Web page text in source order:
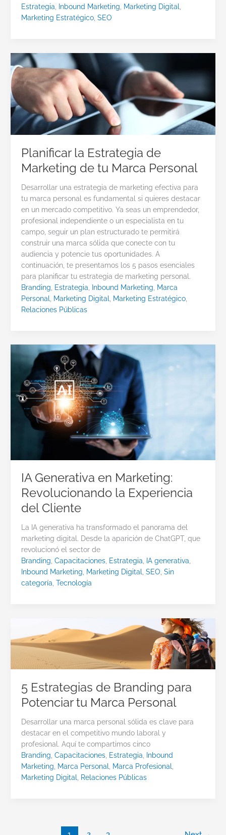
Estrategia
Inbound Marketing Marketing Digital
Marketing Estratégico, SEO
Planificar la Estrategia de
Marketing de tu Marca Personal
Desarrollar una estrategia de marketing efectiva para
tu marca personal es fundamental si quieres destacar
en un mercado competitivo. Ya seas un emprendedor,
profesional independiente o un especialista en tu
campo, seguir un plan estructurado te permitirá
construir una marca sólida que conecte con tu
audiencia y potencie tus oportunidades. A
continuación, te presentamos los 5 pasos esenciales
para planificar tu estrategia de marketing personal.
Branding Estrategia Inbound Marketing Marca
Personal Marketing Digital Marketing Estratégico,
Relaciones Públicas
IA Generativa en Marketing:
Revolucionando la Experiencia
del Cliente
La IA generativa ha transformado el panorama del
marketing digital. Desde la aparición de ChatGPT, que
revolucionó el sector de
Branding Capacitaciones, Estrategia IA generativa
Inbound Marketing
Marketing Digital SEO Sin
categoría Tecnología
5 Estrategias de Branding para
Potenciar tu Marca Personal
Desarrollar una marca personal sólida es clave para
destacar en el competitivo mundo laboral y
profesional. Aquí te compartimos cinco
Branding Capacitaciones, Estrategia
Inbound
Marketing
Marca Personal Marca Profesional
Marketing Digital
Relaciones Públicas